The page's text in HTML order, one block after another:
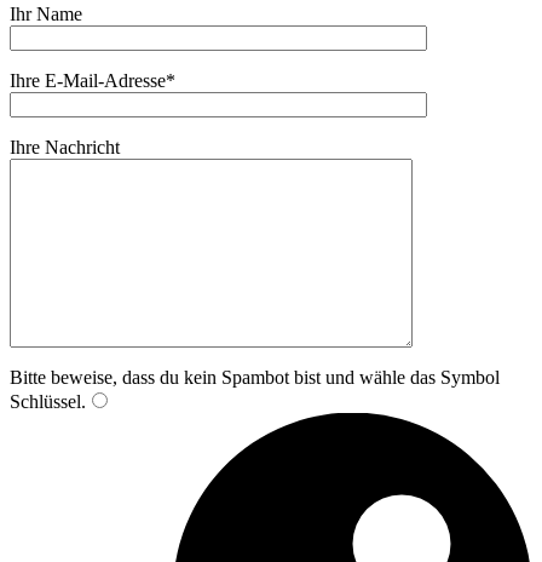
Ihr Name
Ihre E-Mail-Adresse*
Ihre Nachricht
Bitte beweise, dass du kein Spambot bist und wähle das Symbol
Schlüssel.